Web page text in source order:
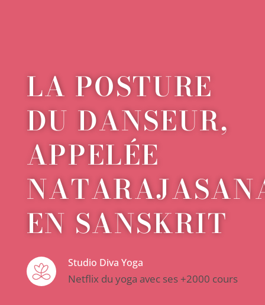
LA POSTURE
DU DANSEUR,
APPELÉE
EN SANSKRIT
Studio Diva Yoga
Netflix du yoga avec ses +2000 cours